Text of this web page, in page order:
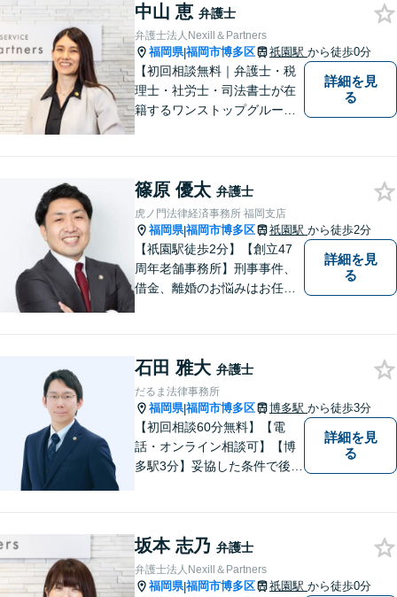
中山 恵 弁護士
弁護士法人Nexill＆Partners
福岡県|福岡市博多区 祇園駅 から徒歩0分
【初回相談無料｜弁護士・税
理士・社労士・司法書士が在
籍するワンストップグルー
等複数士業の知識が必要な案
件を一括して対応。九州トッ
プクラスの豊富な実績。
詳細を見
る
篠原 優太 弁護士
虎ノ門法律経済事務所 福岡支店
福岡県|福岡市博多区 祇園駅 から徒歩2分
【祇園駅徒歩2分】【創立47
周年老舗事務所】刑事事件、
借金、離婚のお悩みはお任せ
熱を持って、難しい案件も諦
めずに解決を目指します。
【他士業連携】
詳細を見
る
石田 雅大 弁護士
だるま法律事務所
福岡県|福岡市博多区 博多駅 から徒歩3分
【初回相談60分無料】【電
話・オンライン相談可】【博
多駅3分】妥協した条件で後悔
現実的な解決策をご提案いた
しますので、まずはお気軽に
ご相談ください。
詳細を見
る
坂本 志乃 弁護士
弁護士法人Nexill＆Partners
福岡県|福岡市博多区 祇園駅 から徒歩0分